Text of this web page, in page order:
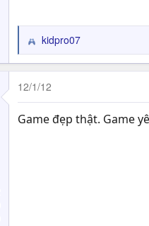
R
e
a
c
t
o
kidpro07
12/1/12
Game đẹp thật. Game